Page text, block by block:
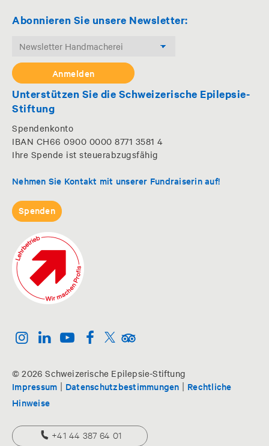
Abonnieren Sie unsere Newsletter:
Unterstützen Sie die Schweizerische Epilepsie-
Stiftung
Spendenkonto
IBAN CH66 0900 0000 8771 3581 4
Ihre Spende ist steuerabzugsfähig
Nehmen Sie Kontakt mit unserer Fundraiserin auf!
Spenden
© 2026 Schweizerische Epilepsie-Stiftung
Impressum | Datenschutzbestimmungen | Rechtliche
Hinweise
+41 44 387 64 01